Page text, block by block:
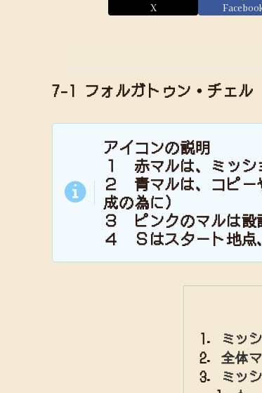
X
7-1 フォルガトゥン・チェル
アイコンの説明
１ 赤マルは、ミッシ
２ 青マルは、コピー
成の為に）
３ ピンクのマルは設
４ Ｓはスタート地点
ミッ
全体
ミッ